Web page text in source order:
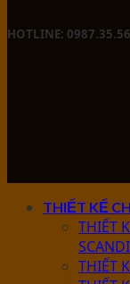
HOTLINE:
THIẾT KẾ
THIẾT
THIẾT